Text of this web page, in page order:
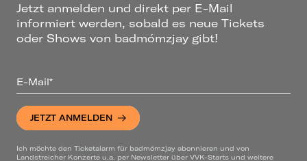
Jetzt anmelden und direkt per E-Mail
informiert werden, sobald es neue Tickets
oder Shows von badmómzjay gibt!
E-Mail*
JETZT ANMELDEN
Ich möchte den Ticketalarm für badmómzjay abonnieren und von
Landstreicher Konzerte u.a. per Newsletter über VVK-Starts und weitere